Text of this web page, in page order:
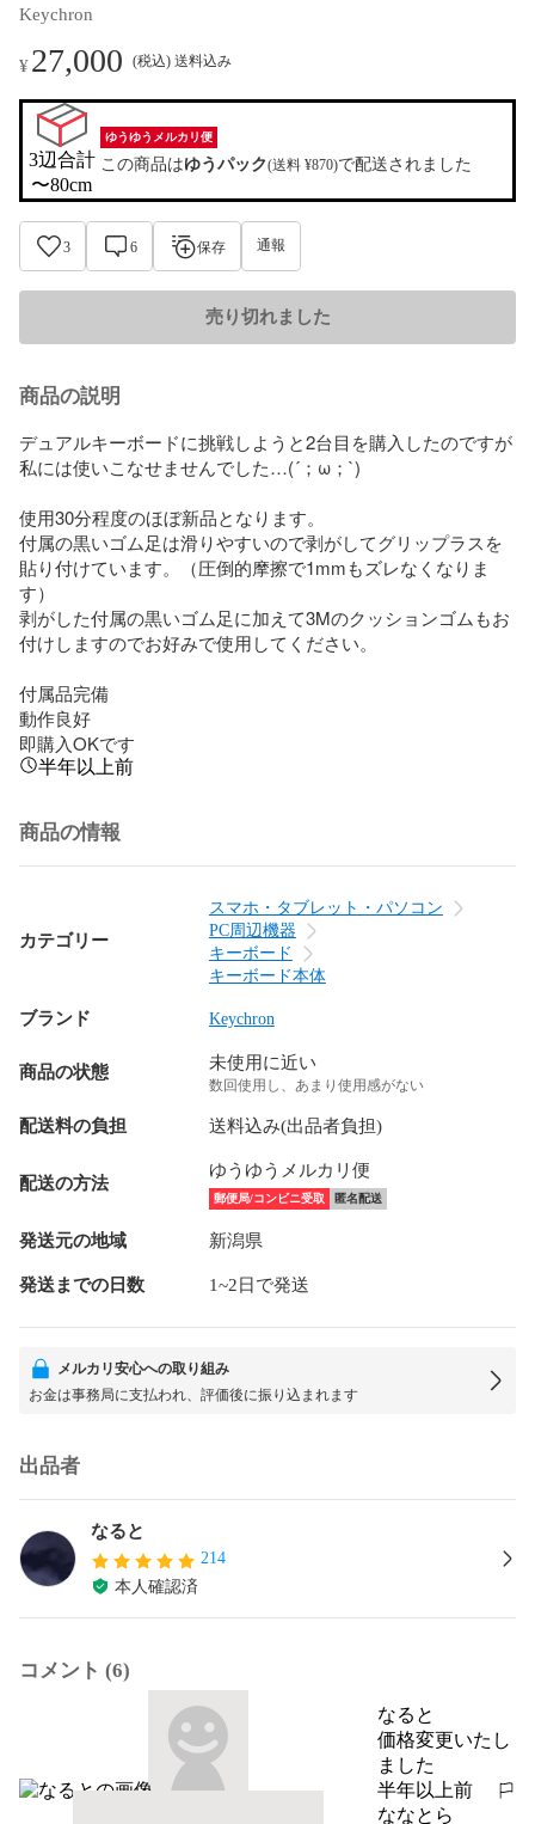
Keychron
¥27,000 (税込) 送料込み
3辺合計
〜80cm
ゆうゆうメルカリ便
この商品はゆうパック(送料 ¥870)で配送されました
3 6 保存 通報
売り切れました
商品の説明
デュアルキーボードに挑戦しようと2台目を購入したのですが
私には使いこなせませんでした…(´；ω；`)
使用30分程度のほぼ新品となります。
付属の黒いゴム足は滑りやすいので剥がしてグリップラスを
貼り付けています。（圧倒的摩擦で1mmもズレなくなりま
す）
剥がした付属の黒いゴム足に加えて3Mのクッションゴムもお
付けしますのでお好みで使用してください。
付属品完備
動作良好
即購入OKです
半年以上前
商品の情報
カテゴリー
スマホ・タブレット・パソコン
PC周辺機器
キーボード
キーボード本体
ブランド Keychron
商品の状態 未使用に近い
数回使用し、あまり使用感がない
配送料の負担 送料込み(出品者負担)
配送の方法
ゆうゆうメルカリ便
郵便局/コンビニ受取 匿名配送
発送元の地域 新潟県
発送までの日数 1~2日で発送
メルカリ安心への取り組み
お金は事務局に支払われ、評価後に振り込まれます
出品者
なると
214
本人確認済
コメント (6)
なると
価格変更いたし
ました
半年以上前
報告する
ななとら